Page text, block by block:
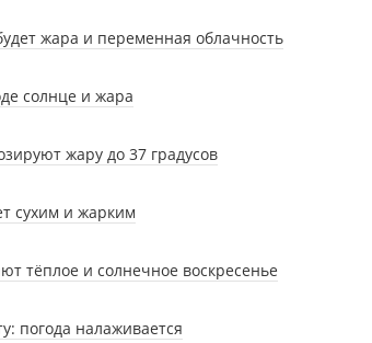
жара и переменная облачность
солнце и жара
жару до 37 градусов
сухим и жарким
тёплое и солнечное воскресенье
погода налаживается